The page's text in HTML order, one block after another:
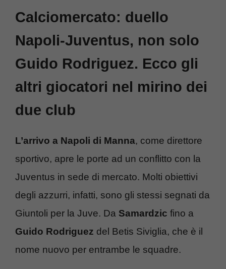
Calciomercato: duello
Napoli-Juventus, non solo
Guido Rodriguez. Ecco gli
altri giocatori nel mirino dei
due club
L’arrivo a Napoli di Manna, come direttore
sportivo, apre le porte ad un conflitto con la
Juventus in sede di mercato. Molti obiettivi
degli azzurri, infatti, sono gli stessi segnati da
Giuntoli per la Juve. Da Samardzic fino a
Guido Rodriguez del Betis Siviglia, che è il
nome nuovo per entrambe le squadre.